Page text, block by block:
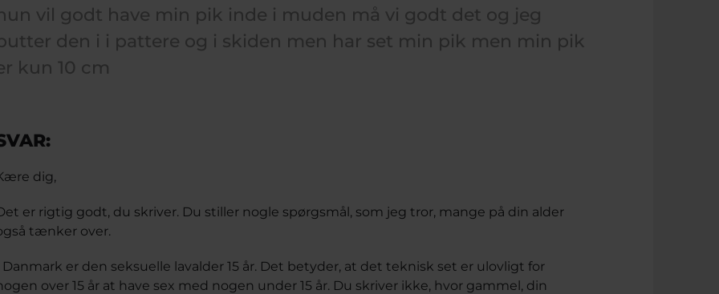
vil godt have min pik inde i muden må vi godt det og jeg
den i i pattere og i skiden men har set min pik men min pik
kun 10 cm
dig,
er rigtig godt, du skriver. Du stiller nogle spørgsmål, som jeg tror, mange på din alder
tænker over.
Danmark er den seksuelle lavalder 15 år. Det betyder, at det teknisk set er ulovligt for
over 15 år at have sex med nogen under 15 år. Du skriver ikke, hvor gammel, din